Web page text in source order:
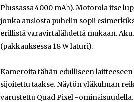
Plussassa 4000 mAh). Motorola itse
jonka ansiosta puhelin sopii
erillistä varavirtalähdettä mukaan.
(pakkauksessa 18 W laturi).
Kameroita tähän edulliseen
sijoitettu taakse. Näytön yläkulman
varustettu Quad Pixel -ominaisuudella.